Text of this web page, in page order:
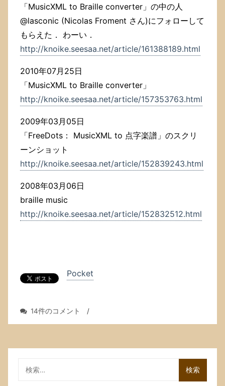
「MusicXML to Braille converter」の中の人
@lasconic (Nicolas Froment さん)にフォローして
もらえた． わーい．
http://knoike.seesaa.net/article/161388189.html
2010年07月25日
「MusicXML to Braille converter」
http://knoike.seesaa.net/article/157353763.html
2009年03月05日
「FreeDots： MusicXML to 点字楽譜」のスクリ
ーンショット
http://knoike.seesaa.net/article/152839243.html
2008年03月06日
braille music
http://knoike.seesaa.net/article/152832512.html
Pocket
MuseScore
が
式
14件のコメント /
索: